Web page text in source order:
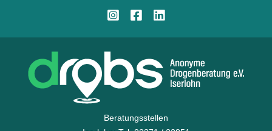
Instagram
Facebook
Beratungsstellen